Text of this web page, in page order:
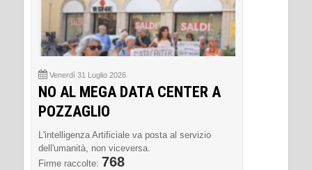
Venerdì 31 Luglio 2026
NO AL MEGA DATA CENTER A
POZZAGLIO
L'intelligenza Artificiale va posta al servizio
dell'umanità, non viceversa.
Firme raccolte: 768